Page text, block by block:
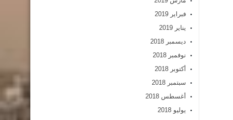
فبراير 2019
يناير 2019
ديسمبر 2018
نوفمبر 2018
أكتوبر 2018
سبتمبر 2018
أغسطس 2018
يوليو 2018